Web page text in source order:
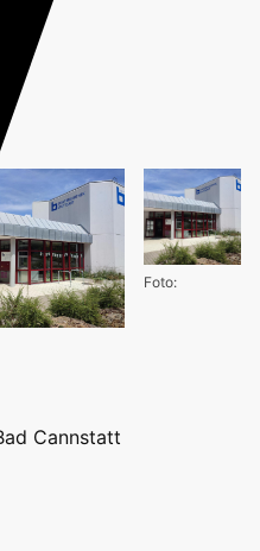
Foto:
Cannstatt